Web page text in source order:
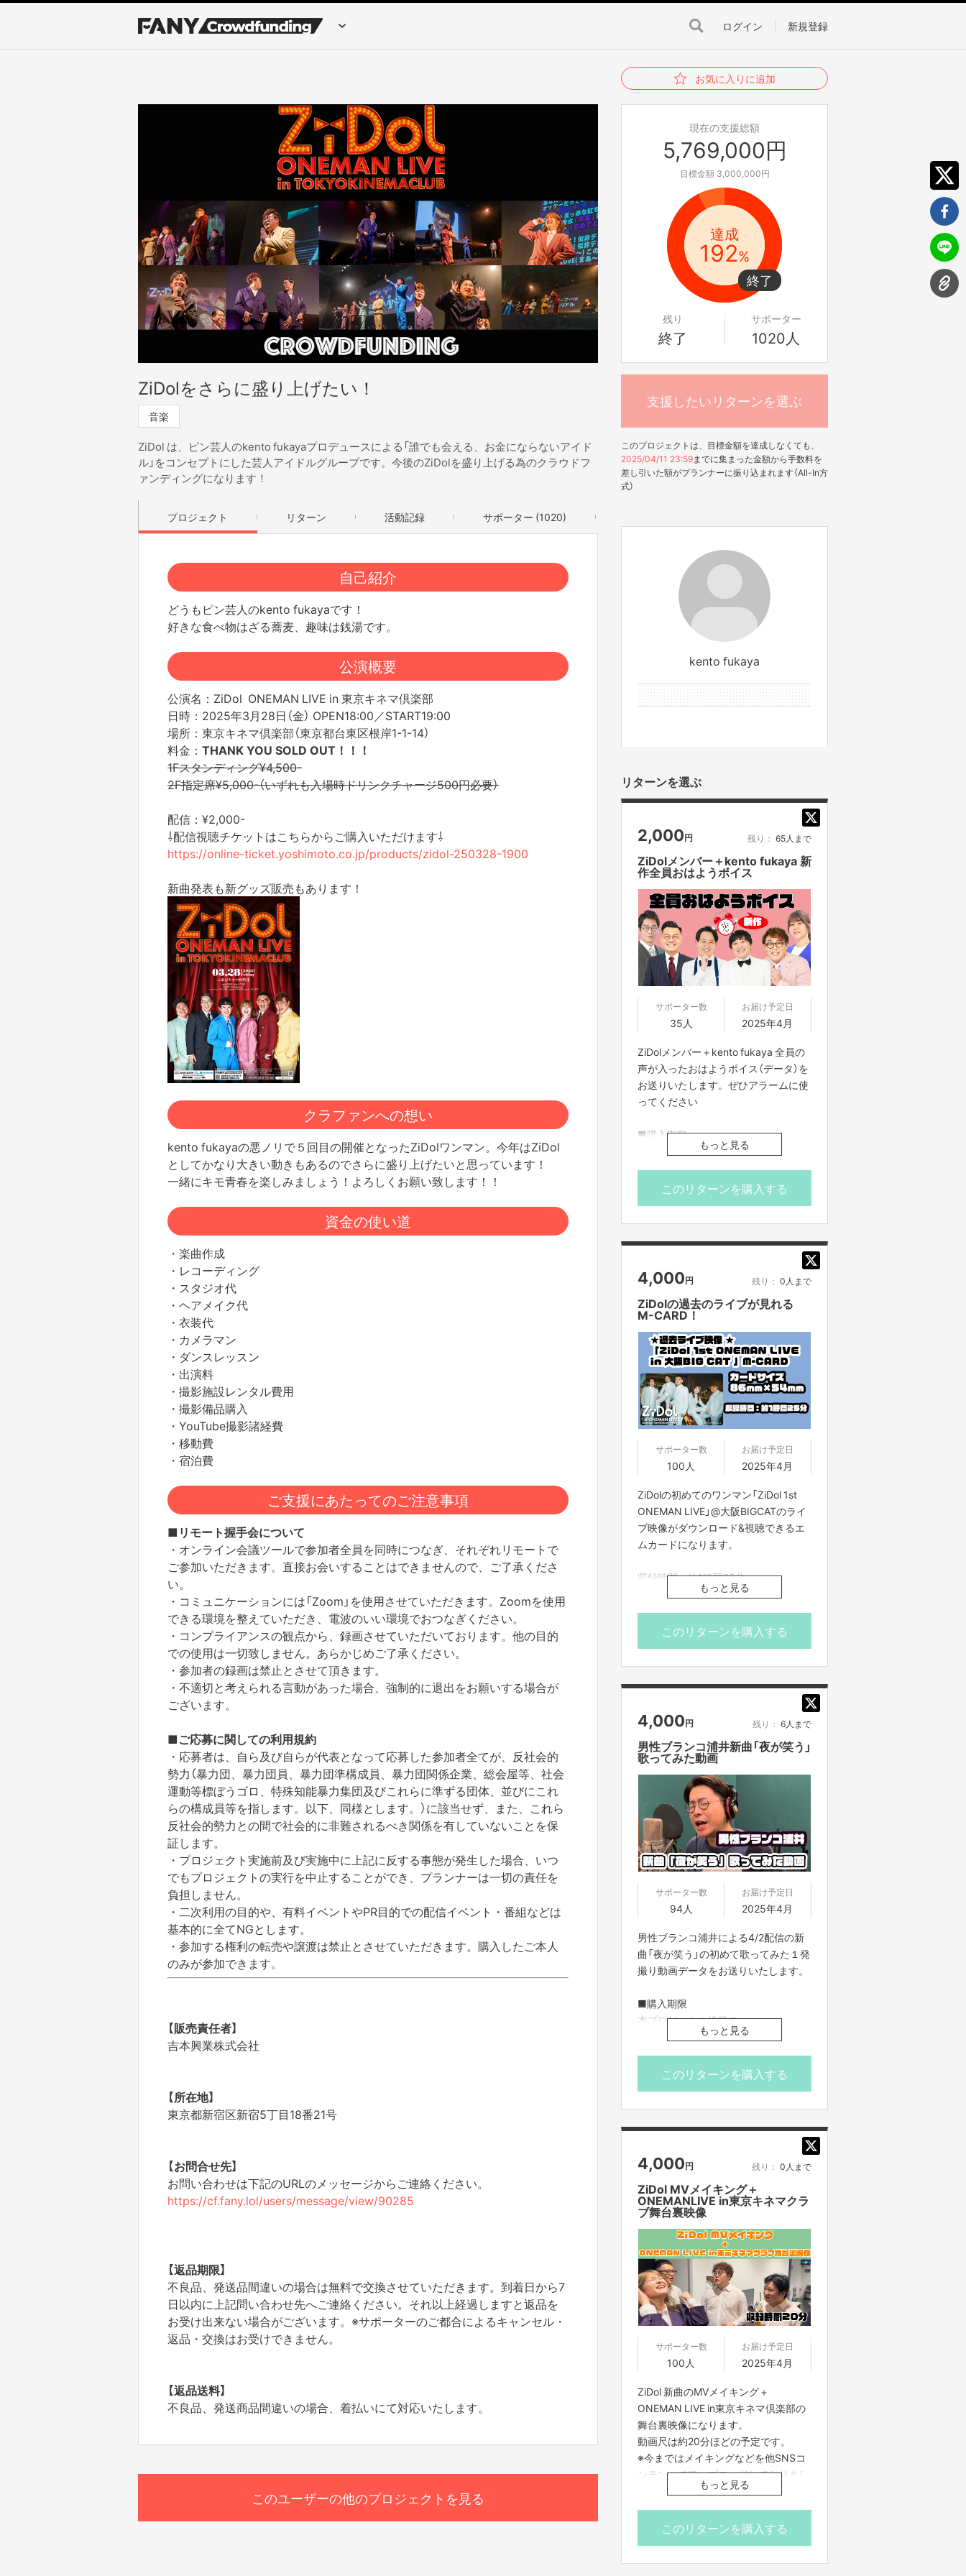
ログイン 新規登録
お気に入りに追加
ZiDolをさらに盛り上げたい！
音楽
ZiDol は、ピン芸人のkento fukayaプロデュースによる「誰でも会える、お金にならないアイド
ル」をコンセプトにした芸人アイドルグループです。今後のZiDolを盛り上げる為のクラウドフ
ァンディングになります！
現在の支援総額
5,769,000円
目標金額 3,000,000円
達成
192%
残り
終了
サポーター
1020人
支援したいリターンを選ぶ
このプロジェクトは、目標金額を達成しなくても、
2025/04/11 23:59までに集まった金額から手数料を
差し引いた額がプランナーに振り込まれます（All-In方
式）
プロジェクト リターン 活動記録 サポーター (1020)
自己紹介
どうもピン芸人のkento fukayaです！
好きな食べ物はざる蕎麦、趣味は銭湯です。
公演概要
公演名：ZiDol ONEMAN LIVE in 東京キネマ倶楽部
日時：2025年3月28日（金） OPEN18:00／START19:00
場所：東京キネマ倶楽部（東京都台東区根岸1-1-14）
料金： THANK YOU SOLD OUT！！！
1Fスタンディング¥4,500-
2F指定席¥5,000-（いずれも入場時ドリンクチャージ500円必要）
配信：¥2,000-
⇩配信視聴チケットはこちらからご購入いただけます⇩
https://online-ticket.yoshimoto.co.jp/products/zidol-250328-1900
新曲発表も新グッズ販売もあります！
クラファンへの想い
kento fukayaの悪ノリで５回目の開催となったZiDolワンマン。今年はZiDol
としてかなり大きい動きもあるのでさらに盛り上げたいと思っています！
一緒にキモ青春を楽しみましょう！よろしくお願い致します！！
資金の使い道
・楽曲作成
・レコーディング
・スタジオ代
・ヘアメイク代
・衣装代
・カメラマン
・ダンスレッスン
・出演料
・撮影施設レンタル費用
・撮影備品購入
・YouTube撮影諸経費
・移動費
・宿泊費
ご支援にあたってのご注意事項
■リモート握手会について
・オンライン会議ツールで参加者全員を同時につなぎ、それぞれリモートで
ご参加いただきます。直接お会いすることはできませんので、ご了承くださ
い。
・コミュニケーションには「Zoom」を使用させていただきます。Zoomを使用
できる環境を整えていただき、電波のいい環境でおつなぎください。
・コンプライアンスの観点から、録画させていただいております。他の目的
での使用は一切致しません。あらかじめご了承ください。
・参加者の録画は禁止とさせて頂きます。
・不適切と考えられる言動があった場合、強制的に退出をお願いする場合が
ございます。
■ご応募に関しての利用規約
・応募者は、自ら及び自らが代表となって応募した参加者全てが、反社会的
勢力（暴力団、暴力団員、暴力団準構成員、暴力団関係企業、総会屋等、社会
運動等標ぼうゴロ、特殊知能暴力集団及びこれらに準ずる団体、並びにこれ
らの構成員等を指します。以下、同様とします。）に該当せず、また、これら
反社会的勢力との間で社会的に非難されるべき関係を有していないことを保
証します。
・プロジェクト実施前及び実施中に上記に反する事態が発生した場合、いつ
でもプロジェクトの実行を中止することができ、プランナーは一切の責任を
負担しません。
・二次利用の目的や、有料イベントやPR目的での配信イベント・番組などは
基本的に全てNGとします。
・参加する権利の転売や譲渡は禁止とさせていただきます。購入したご本人
のみが参加できます。
【販売責任者】
吉本興業株式会社
【所在地】
東京都新宿区新宿5丁目18番21号
【お問合せ先】
お問い合わせは下記のURLのメッセージからご連絡ください。
https://cf.fany.lol/users/message/view/90285
【返品期限】
不良品、発送品間違いの場合は無料で交換させていただきます。到着日から7
日以内に上記問い合わせ先へご連絡ください。それ以上経過しますと返品を
お受け出来ない場合がございます。※サポーターのご都合によるキャンセル・
返品・交換はお受けできません。
【返品送料】
不良品、発送商品間違いの場合、着払いにて対応いたします。
このユーザーの他のプロジェクトを見る
kento fukaya
リターンを選ぶ
2,000円 残り： 65人まで
ZiDolメンバー＋kento fukaya 新
作全員おはようボイス
サポーター数
35人
お届け予定日
2025年4月
ZiDolメンバー＋kento fukaya 全員の
声が入ったおはようボイス（データ）を
お送りいたします。ぜひアラームに使
ってください
■購入期限
本プロジェクト終了の2025/4/11(金)
まで
※FANY Crowdfundingのメッセージ機
す。
もっと見る
このリターンを購入する
4,000円 残り： 0人まで
ZiDolの過去のライブが見れる
M-CARD！
サポーター数
100人
お届け予定日
2025年4月
ZiDolの初めてのワンマン「ZiDol 1st
ONEMAN LIVE」@大阪BIGCATのライ
ブ映像がダウンロード&視聴できるエ
ムカードになります。
収録時間：約1時間25分
※該当の動画データを動画共有サービ
スや、Webサイトなどに無断転載する
ことは禁止となります。
スし、カード記載のPINコードを入力
することで、デジタルコンテンツがダ
ウンロード / ストリーミングで楽しめ
る、ブラウザ完結型のダウンロードカ
ードです！
https://m-card.info/
※カードサイズ
86mm×54mm
■購入期限
本プロジェクト終了の
2025/4/11(金)23:59まで
■郵送予定日
※送料込みの価格となっております。
※海外への発送は対応しておりませ
もっと見る
このリターンを購入する
4,000円 残り： 6人まで
男性ブランコ浦井新曲「夜が笑う」
歌ってみた動画
サポーター数
94人
お届け予定日
2025年4月
男性ブランコ浦井による4/2配信の新
曲「夜が笑う」の初めて歌ってみた１発
撮り動画データをお送りいたします。
■購入期限
本プロジェクト終了の
2025/4/11(金)23:59まで
■データ送付予定日
機能を使ってご案内させていただきま
・動画データを動画共有サービスや、
Webサイトなどに無断転載することは
一切禁止となります。
・限定数に達し次第、販売終了となり
ますのでご了承ください。
・ご支援の際は、本文記載の【ご支援
にあたってのご注意事項】を必ずお読
みください。
もっと見る
このリターンを購入する
4,000円 残り： 0人まで
ZiDol MVメイキング＋
ONEMANLIVE in東京キネマクラ
ブ舞台裏映像
サポーター数
100人
お届け予定日
2025年4月
ZiDol 新曲のMVメイキング＋
ONEMAN LIVE in東京キネマ倶楽部の
舞台裏映像になります。
動画尺は約20分ほどの予定です。
※今まではメイキングなどを他SNSコ
ンテンツでアップロードしておりまし
たが、今回からはリターン支援者様限
定のコンテンツとなります※
もっと見る
このリターンを購入する